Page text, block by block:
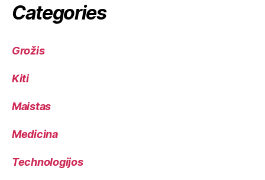
Categories
Grožis
Kiti
Maistas
Medicina
Technologijos